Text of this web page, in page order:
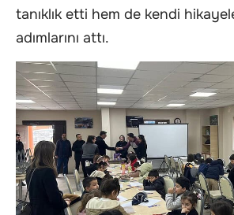
tanıklık etti hem de kendi
adımlarını attı.